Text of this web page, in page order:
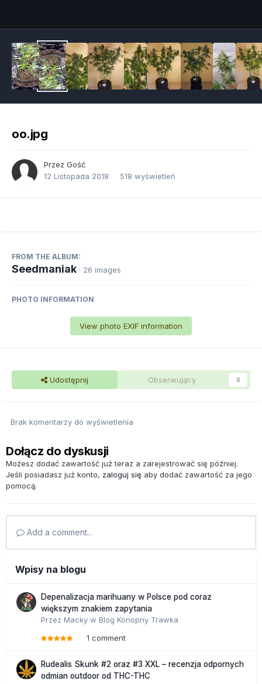
oo.jpg
Przez Gość
12 Listopada 2018
518 wyświetleń
FROM THE ALBUM:
Seedmaniak · 26 images
PHOTO INFORMATION
View photo EXIF information
Udostępnij Obserwujący 0
Brak komentarzy do wyświetlenia
Dołącz do dyskusji
Możesz dodać zawartość już teraz a zarejestrować się później.
Jeśli posiadasz już konto, zaloguj się aby dodać zawartość za jego
pomocą.
Add a comment...
Wpisy na blogu
Depenalizacja marihuany w Polsce pod coraz
większym znakiem zapytania
Przez Macky w Blog Konopny Trawka
1 comment
Rudealis Skunk #2 oraz #3 XXL – recenzja odpornych
odmian outdoor od THC-THC